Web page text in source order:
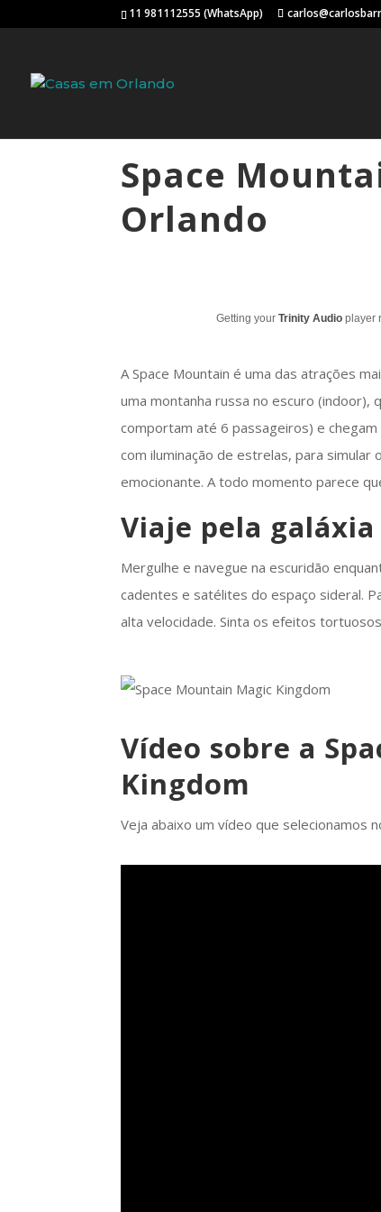
11 981112555 (WhatsApp)
Space
Orlando
Getting yourTrinity Audio player
A Space Mountain é uma das atrações
uma montanha russa no escuro (indoor),
comportam até 6 passageiros) e
com iluminação de estrelas, para simular
emocionante. A todo momento parece
Viaje pela galáxia
Mergulhe e navegue na escuridão
cadentes e satélites do espaço sideral.
alta velocidade. Sinta os efeitos
Vídeo sobre a
Kingdom
Veja abaixo um vídeo que selecionamos